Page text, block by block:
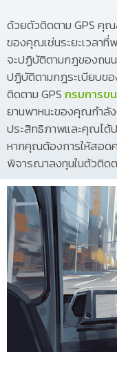
ด้วยตัวติดตาม GPS คุ
ของคุณเช่นระยะเวลาที่
จะปฏิบัติตามกฎของถน
ปฏิบัติตามกฎระเบียบข
ติดตาม GPSกรมการข
ยานพาหนะของคุณกำลั
ประสิทธิภาพและคุณได้
หากคุณต้องการให้สอด
พิจารณาลงทุนในตัวติดต